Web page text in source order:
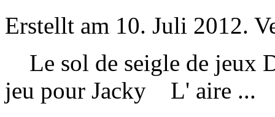
Erstellt am 10. Juli 2012.
Le sol de seigle de jeux
jeu pour Jacky L' aire ...